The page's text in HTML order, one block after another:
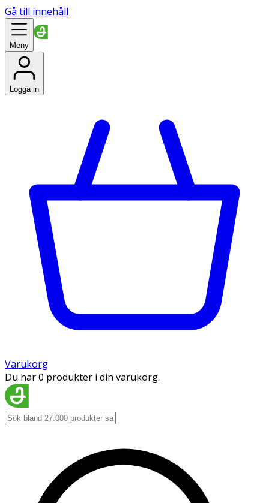
Gå till innehåll
Meny
Logga in
Varukorg
Du har 0 produkter i din varukorg.